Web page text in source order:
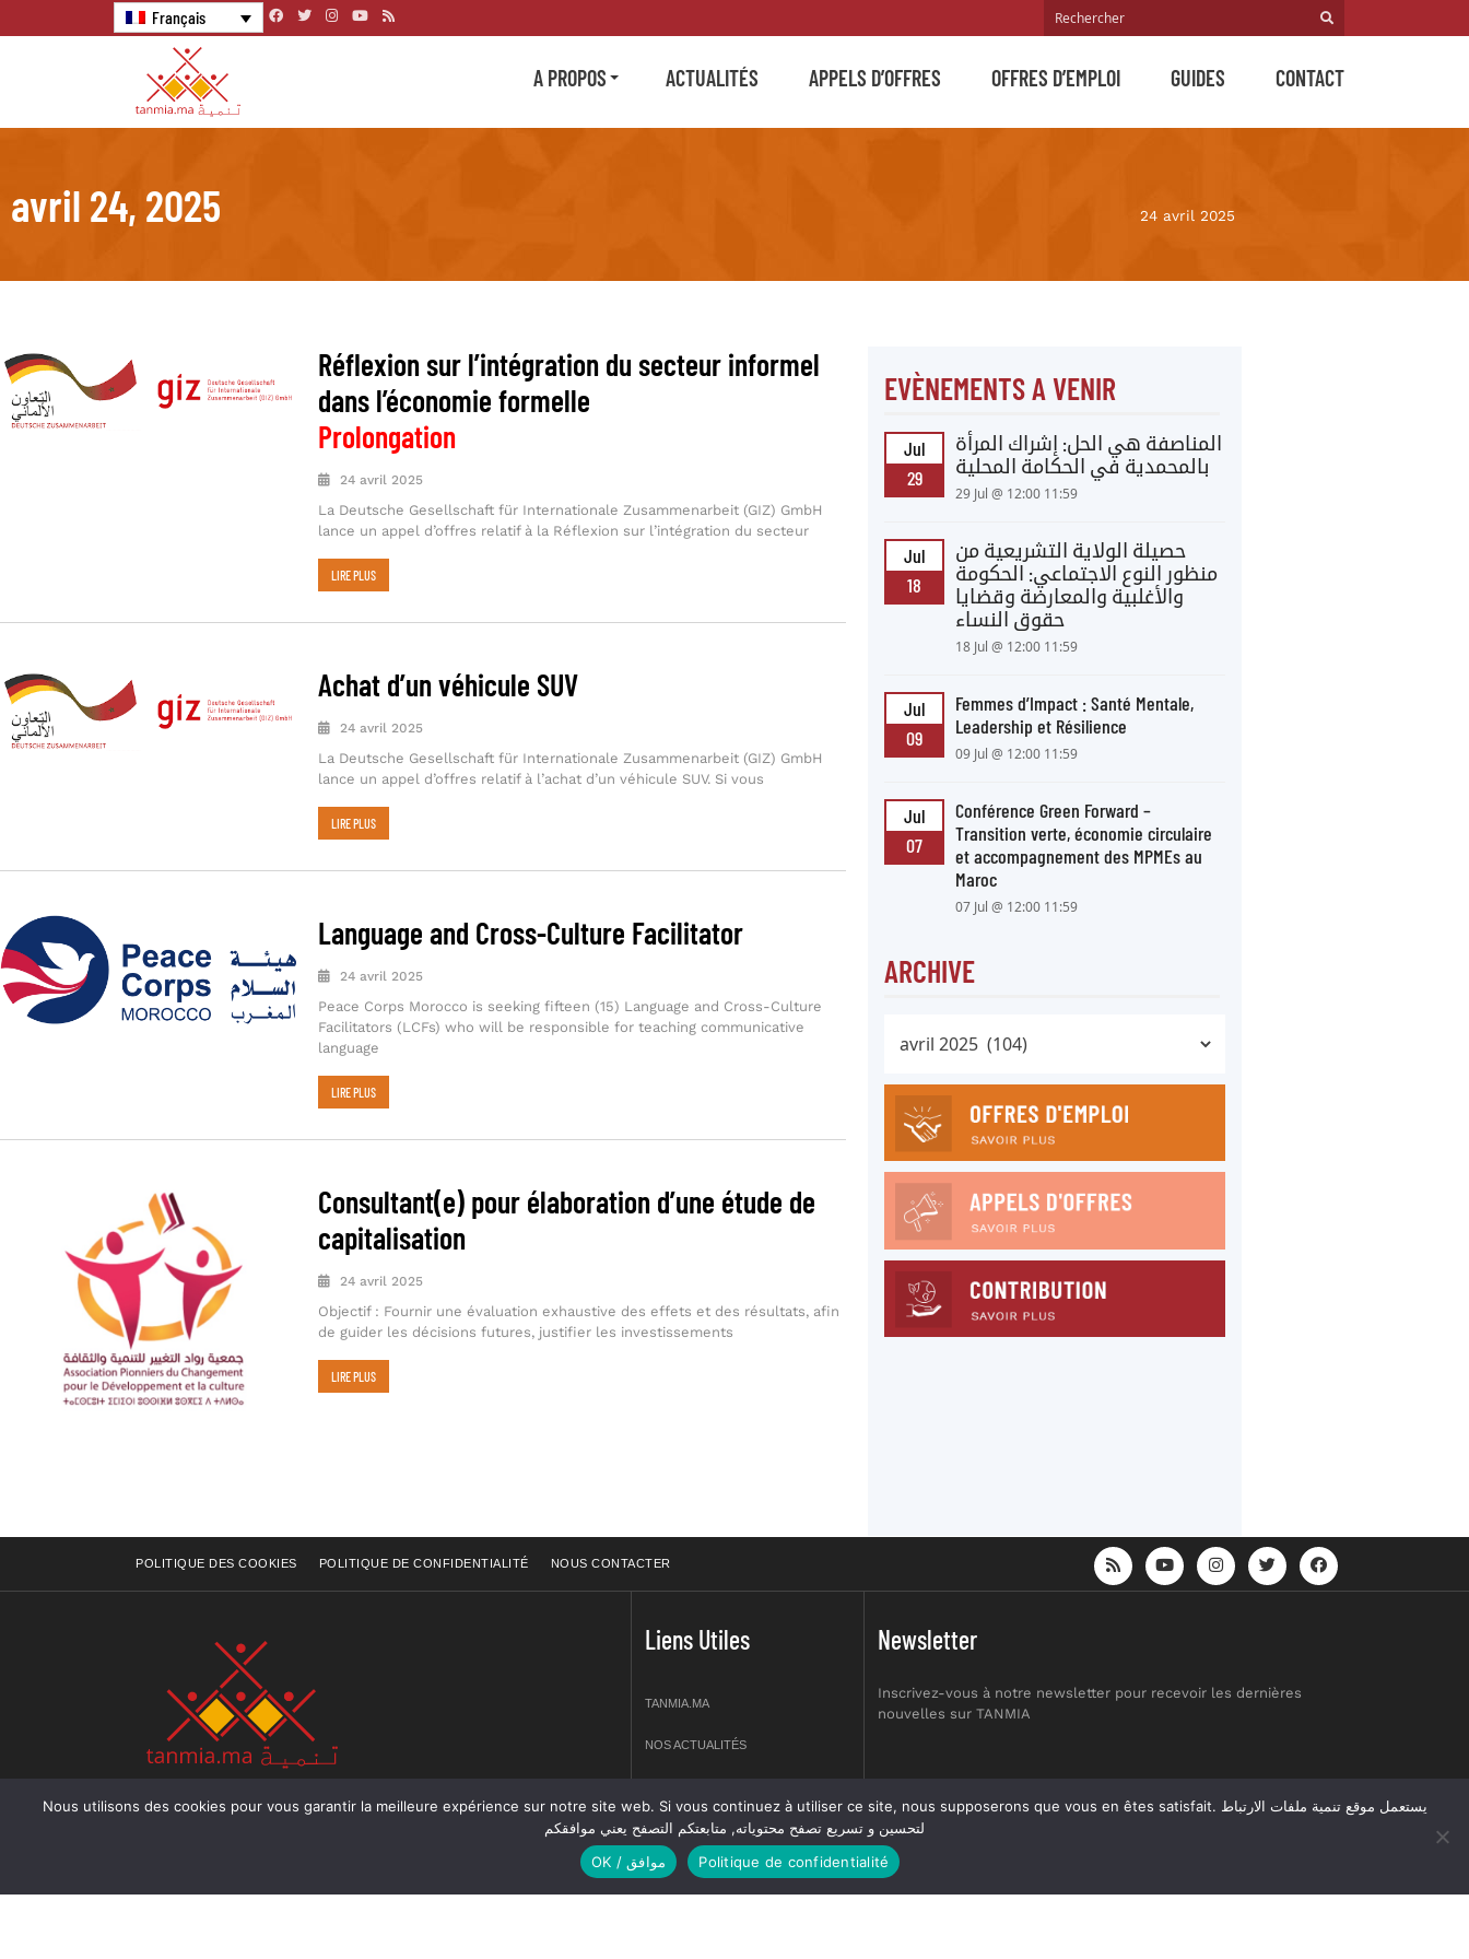
Français
A PROPOS ACTUALITÉS APPELS D’OFFRES OFFRES D’EMPLOI GUIDES CONTACT
avril 24, 2025 24 avril 2025
Réflexion sur l’intégration du secteur informel
dans l’économie formelle
Prolongation
24 avril 2025
La Deutsche Gesellschaft für Internationale Zusammenarbeit (GIZ) GmbH
lance un appel d’offres relatif à la Réflexion sur l’intégration du secteur
LIRE PLUS
Achat d’un véhicule SUV
24 avril 2025
La Deutsche Gesellschaft für Internationale Zusammenarbeit (GIZ) GmbH
lance un appel d’offres relatif à l’achat d’un véhicule SUV. Si vous
LIRE PLUS
Language and Cross-Culture Facilitator
24 avril 2025
Peace Corps Morocco is seeking fifteen (15) Language and Cross-Culture
Facilitators (LCFs) who will be responsible for teaching communicative
language
LIRE PLUS
Consultant(e) pour élaboration d’une étude de
capitalisation
24 avril 2025
Objectif : Fournir une évaluation exhaustive des effets et des résultats, afin
de guider les décisions futures, justifier les investissements
LIRE PLUS
EVÈNEMENTS A VENIR
Jul
29
المناصفة هي الحل: إشراك المرأة
بالمحمدية في الحكامة المحلية
29 Jul @ 12:00 11:59
Jul
18
حصيلة الولاية التشريعية من
منظور النوع الاجتماعي: الحكومة
والأغلبية والمعارضة وقضايا
حقوق النساء
18 Jul @ 12:00 11:59
Jul
09
Femmes d’Impact : Santé Mentale,
Leadership et Résilience
09 Jul @ 12:00 11:59
Jul
07
Conférence Green Forward –
Transition verte, économie circulaire
et accompagnement des MPMEs au
Maroc
07 Jul @ 12:00 11:59
ARCHIVE
POLITIQUE DES COOKIES POLITIQUE DE CONFIDENTIALITÉ NOUS CONTACTER
Rue Raiss Achour, Résidence Badr A, ler étage, Apprt NO 2,
Liens Utiles
TANMIA.MA
NOS ACTUALITÉS
OFFRES D’EMPLOI
GUIDES
Newsletter
Inscrivez-vous à notre newsletter pour recevoir les dernières
nouvelles sur TANMIA
Nous utilisons des cookies pour vous garantir la meilleure expérience sur notre site web. Si vous continuez à utiliser ce site, nous supposerons que vous en êtes satisfait. يستعمل موقع تنمية ملفات الارتباط
لتحسين و تسريع تصفح محتوياته, متابعتكم التصفح يعني موافقكم
OK / موافق
Politique de confidentialité